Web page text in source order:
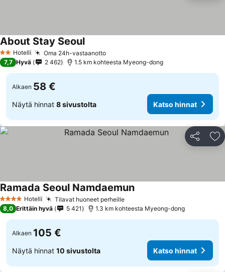
2 Tähtiluokitus
Hotelli Oma 24h-vastaanotto
About Stay Seoul
7,7 Hyvä 2 462 1.5 km kohteesta Myeong-dong
Alkaen 58 €
Näytä hinnat 8 sivustolta Katso hinnat
Jaa
4 Tähtiluokitus
Hotelli Tilavat huoneet perheille
Ramada Seoul Namdaemun
8,0 Erittäin hyvä 5 421 1.3 km kohteesta Myeong-dong
Alkaen 105 €
Näytä hinnat 10 sivustolta Katso hinnat